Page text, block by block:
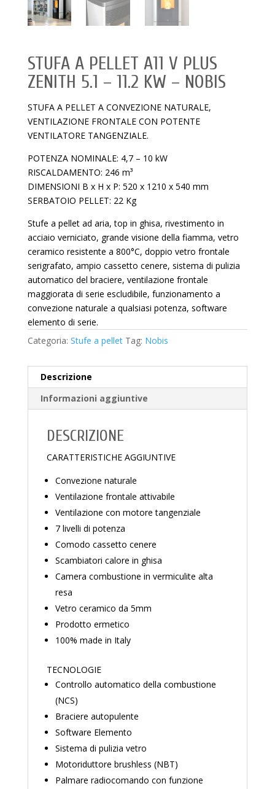
STUFA A PELLET A11 V PLUS
ZENITH 5.1 – 11.2 KW – NOBIS
STUFA A PELLET A CONVEZIONE NATURALE,
VENTILAZIONE FRONTALE CON POTENTE
VENTILATORE TANGENZIALE.
POTENZA NOMINALE: 4,7 – 10 kW
RISCALDAMENTO: 246 m³
DIMENSIONI B x H x P: 520 x 1210 x 540 mm
SERBATOIO PELLET: 22 Kg
Stufe a pellet ad aria, top in ghisa, rivestimento in
acciaio verniciato, grande visione della fiamma, vetro
ceramico resistente a 800°C, doppio vetro frontale
serigrafato, ampio cassetto cenere, sistema di pulizia
automatico del braciere, ventilazione frontale
maggiorata di serie escludibile, funzionamento a
convezione naturale a qualsiasi potenza, software
elemento di serie.
Categoria: Stufe a pellet Tag: Nobis
Descrizione
Informazioni aggiuntive
DESCRIZIONE
CARATTERISTICHE AGGIUNTIVE
Convezione naturale
Ventilazione frontale attivabile
Ventilazione con motore tangenziale
7 livelli di potenza
Comodo cassetto cenere
Scambiatori calore in ghisa
Camera combustione in vermiculite alta
resa
Vetro ceramico da 5mm
Prodotto ermetico
100% made in Italy
TECNOLOGIE
Controllo automatico della combustione
(NCS)
Braciere autopulente
Software Elemento
Sistema di pulizia vetro
Motoriduttore brushless (NBT)
Palmare radiocomando con funzione